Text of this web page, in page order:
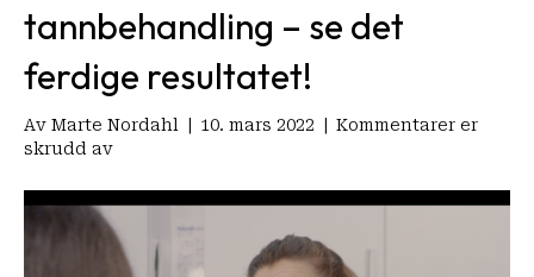
tannbehandling – se det
ferdige resultatet!
Av Marte Nordahl 10. mars 2022
Kommentarer er
skrudd avfor
har
til
opplæringsvideoer